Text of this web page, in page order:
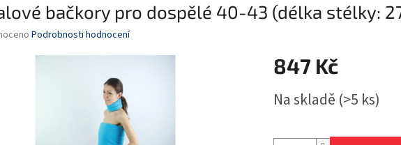
bačkory pro dospělé 40-43 (délka stélky:
Podrobnosti hodnocení
847 Kč
cena:
Na skladě (>5 ks)